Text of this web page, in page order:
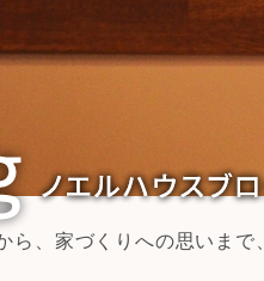
ら、家づくりへの思いまで